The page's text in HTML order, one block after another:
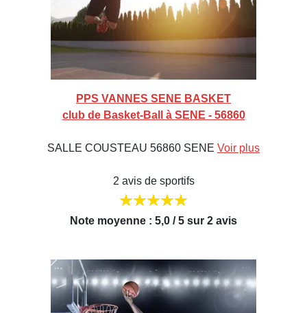
PPS VANNES SENE BASKET
club de Basket-Ball à SENE - 56860
SALLE COUSTEAU 56860 SENE Voir plus
2 avis de sportifs
Note moyenne : 5,0 / 5 sur 2 avis